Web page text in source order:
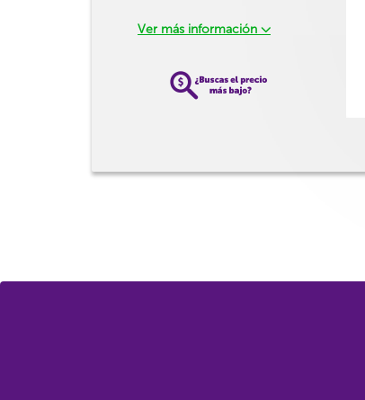
Ver más información